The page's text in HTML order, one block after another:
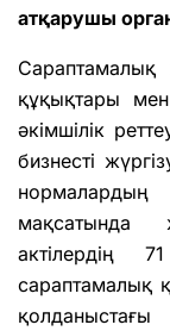
атқарушы
Сараптамалық
құқықтары
әкімшілік
бизнесті
мақсатында
актілердің
сараптамалық
қолданыстағы